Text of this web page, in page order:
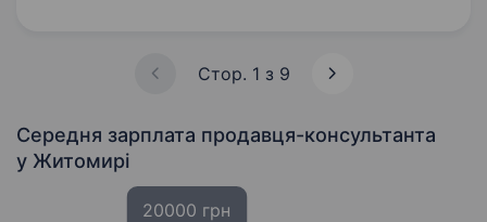
Стор. 1 з 9
Середня зарплата продавця-консультанта
у Житомирі
20000 грн